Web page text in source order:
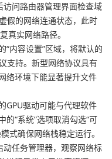
问路由器管理界面检查域
假的网络连通状态，此时
真实网络路径。
“内容设置”区域，将默认的
支持。新型网络协议具有
络环境下能显著提升文件
GPU驱动可能与代理软件
“系统”选项取消勾选“可
式确保网络栈稳定运行。
任务管理器，观察网络标